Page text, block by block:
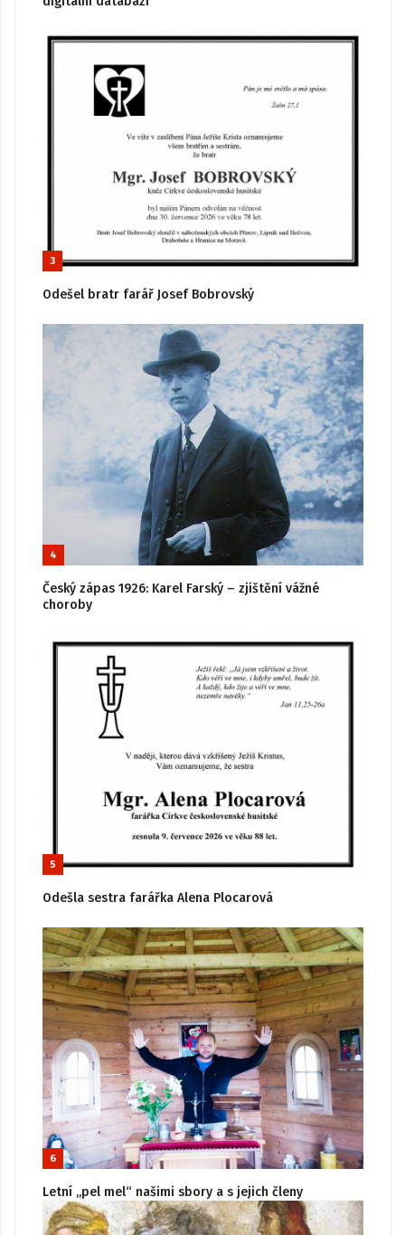
3
Odešel bratr farář Josef Bobrovský
4
Český zápas 1926: Karel Farský – zjištění vážné
choroby
5
Odešla sestra farářka Alena Plocarová
6
Letní „pel mel“ našimi sbory a s jejich členy